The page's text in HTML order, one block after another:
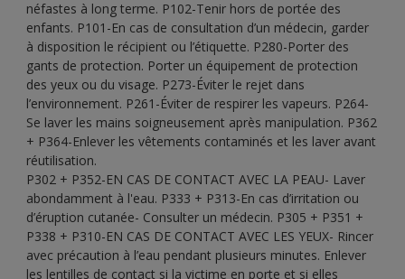
néfastes à long terme. P102-Tenir hors de portée des
enfants. P101-En cas de consultation d’un médecin, garder
à disposition le récipient ou l’étiquette. P280-Porter des
gants de protection. Porter un équipement de protection
des yeux ou du visage. P273-Éviter le rejet dans
l’environnement. P261-Éviter de respirer les vapeurs. P264-
Se laver les mains soigneusement après manipulation. P362
+ P364-Enlever les vêtements contaminés et les laver avant
réutilisation.
P302 + P352-EN CAS DE CONTACT AVEC LA PEAU- Laver
abondamment à l'eau. P333 + P313-En cas d’irritation ou
d’éruption cutanée- Consulter un médecin. P305 + P351 +
P338 + P310-EN CAS DE CONTACT AVEC LES YEUX- Rincer
avec précaution à l’eau pendant plusieurs minutes. Enlever
les lentilles de contact si la victime en porte et si elles